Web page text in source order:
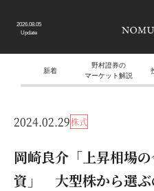
2026.08.05
Update
新着
野村證券の
マーケット解説
2024.02.29株式
岡崎良介「上昇相場
資」 大型株から選ぶ